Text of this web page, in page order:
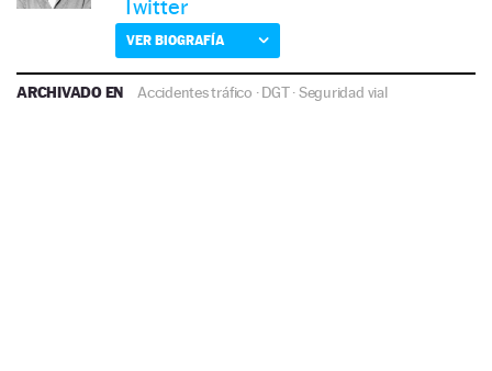
Twitter
VER BIOGRAFÍA
ARCHIVADO EN Accidentes tráfico ·DGT·Seguridad vial